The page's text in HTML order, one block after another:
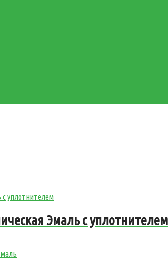
Эмаль с уплотнителем